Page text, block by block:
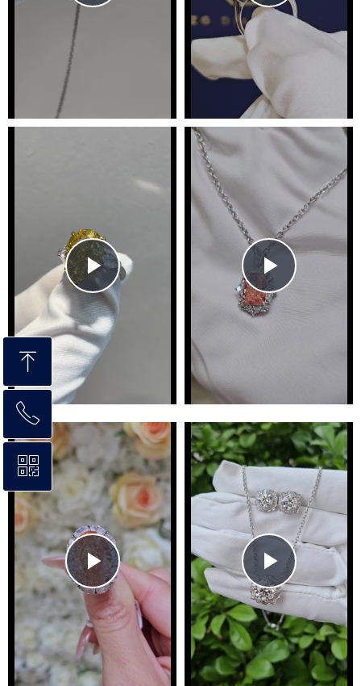
Play
Video
Video
Play
Video
Play
Video
Play
Video
ꁸ
回到顶部
ꂅ
4006368566
ꀥ
微信二维码